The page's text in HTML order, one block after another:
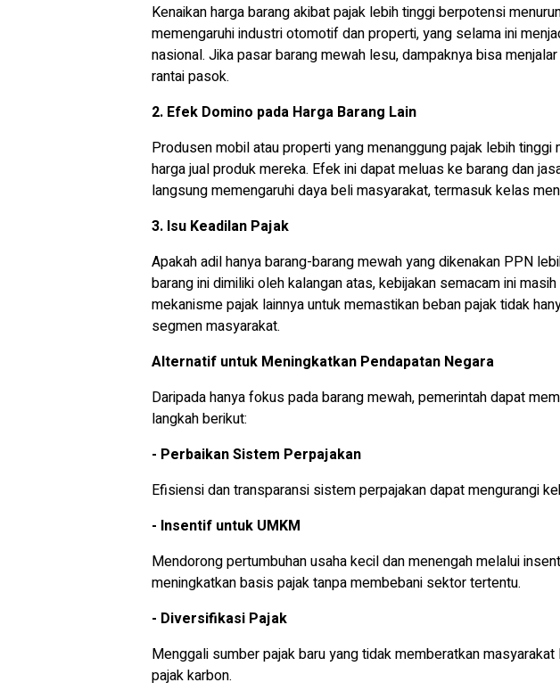
Kenaikan harga barang akibat pajak lebih tinggi berpotensi
memengaruhi industri otomotif dan properti, yang selama ini
nasional. Jika pasar barang mewah lesu, dampaknya bisa
rantai pasok.
2. Efek Domino pada Harga Barang Lain
Produsen mobil atau properti yang menanggung pajak lebih tinggi
harga jual produk mereka. Efek ini dapat meluas ke barang dan
langsung memengaruhi daya beli masyarakat, termasuk kelas
3. Isu Keadilan Pajak
Apakah adil hanya barang-barang mewah yang dikenakan PPN
barang ini dimiliki oleh kalangan atas, kebijakan semacam ini
mekanisme pajak lainnya untuk memastikan beban pajak tidak
segmen masyarakat.
Alternatif untuk Meningkatkan Pendapatan Negara
Daripada hanya fokus pada barang mewah, pemerintah dapat
langkah berikut:
- Perbaikan Sistem Perpajakan
Efisiensi dan transparansi sistem perpajakan dapat mengurangi
- Insentif untuk UMKM
Mendorong pertumbuhan usaha kecil dan menengah melalui
meningkatkan basis pajak tanpa membebani sektor tertentu.
- Diversifikasi Pajak
Menggali sumber pajak baru yang tidak memberatkan
pajak karbon.